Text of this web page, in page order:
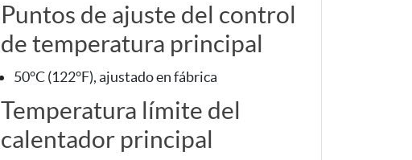
Puntos de ajuste del control
de temperatura principal
50°C (122°F), ajustado en fábrica
Temperatura límite del
calentador principal